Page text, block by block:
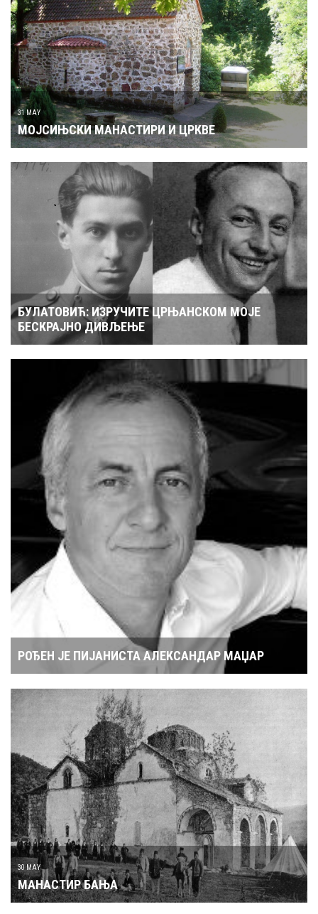
31 MAY
МОЈСИЊСКИ МАНАСТИРИ И ЦРКВЕ
БУЛАТОВИЋ: ИЗРУЧИТЕ ЦРЊАНСКОМ МОЈЕ
БЕСКРАЈНО ДИВЉЕЊЕ
РОЂЕН ЈЕ ПИЈАНИСТА АЛЕКСАНДАР МАЏАР
30 MAY
МАНАСТИР БАЊА